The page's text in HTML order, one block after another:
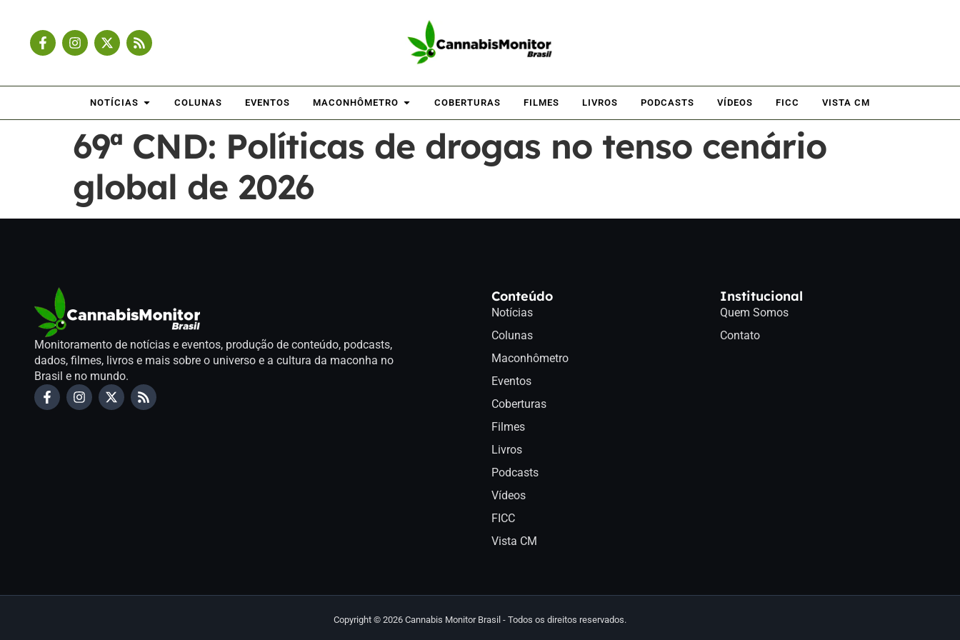
NOTÍCIAS COLUNAS EVENTOS MACONHÔMETRO COBERTURAS FILMES LIVROS PODCASTS VÍDEOS FICC VISTA CM
69ª CND: Políticas de drogas no tenso cenário
global de 2026
Monitoramento de notícias e eventos, produção de conteúdo, podcasts,
dados, filmes, livros e mais sobre o universo e a cultura da maconha no
Brasil e no mundo.
Conteúdo
Notícias
Colunas
Maconhômetro
Eventos
Coberturas
Filmes
Livros
Podcasts
Vídeos
FICC
Vista CM
Institucional
Quem Somos
Contato
Copyright © 2026 Cannabis Monitor Brasil - Todos os direitos reservados.